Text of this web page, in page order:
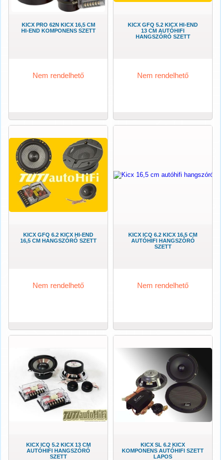
KICX PRO 62N KICX 16,5 CM
HI-END KOMPONENS SZETT
Nem rendelhető
KICX GFQ 5.2 KICX HI-END
13 CM AUTÓHIFI
HANGSZÓRÓ SZETT
Nem rendelhető
KICX GFQ 6.2 KICX HI-END
16,5 CM HANGSZÓRÓ SZETT
Nem rendelhető
KICX ICQ 6.2 KICX 16,5 CM
AUTÓHIFI HANGSZÓRÓ
SZETT
Nem rendelhető
KICX ICQ 5.2 KICX 13 CM
AUTÓHIFI HANGSZÓRÓ
SZETT
KICX SL 6.2 KICX
KOMPONENS AUTÓHIFI SZETT
LAPOS